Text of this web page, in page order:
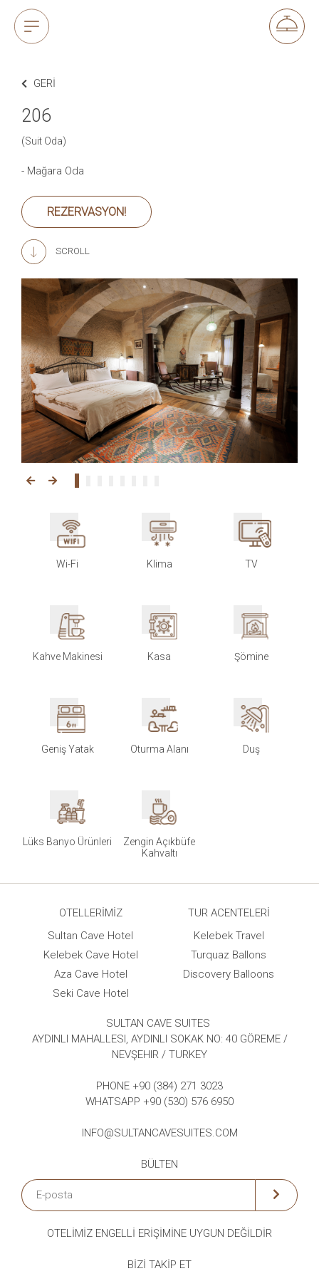
GERI
206
(Suit Oda)
- Mağara Oda
REZERVASYON!
SCROLL
Wi-Fi Klima TV
Kahve Makinesi Kasa Şömine
Geniş Yatak Oturma Alanı Duş
Lüks Banyo Ürünleri
Zengin Açıkbüfe
Kahvaltı
OTELLERIMIZ
Sultan Cave Hotel
Kelebek Cave Hotel
Aza Cave Hotel
Seki Cave Hotel
TUR ACENTELERI
Kelebek Travel
Turquaz Ballons
Discovery Balloons
SULTAN CAVE SUITES
AYDINLI MAHALLESI, AYDINLI SOKAK NO: 40 GÖREME /
NEVŞEHIR / TURKEY
PHONE +90 (384) 271 3023
WHATSAPP +90 (530) 576 6950
INFO@SULTANCAVESUITES.COM
BÜLTEN
OTELİMİZ ENGELLİ ERİŞİMİNE UYGUN DEĞİLDİR
BIZI TAKIP ET